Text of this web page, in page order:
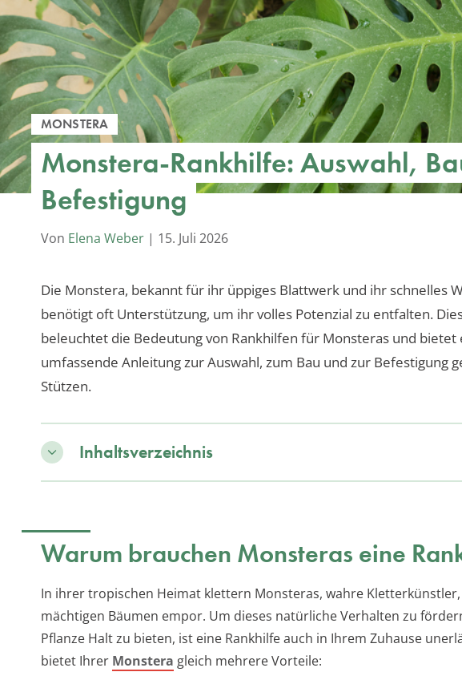
MONSTERA
Monstera-Rankhilfe: Auswahl,
Befestigung
Von Elena Weber | 15. Juli 2026
Die Monstera, bekannt für ihr üppiges Blattwerk und ihr schnelles
benötigt oft Unterstützung, um ihr volles Potenzial zu entfalten.
beleuchtet die Bedeutung von Rankhilfen für Monsteras und bietet
umfassende Anleitung zur Auswahl, zum Bau und zur Befestigung
Stützen.
Inhaltsverzeichnis
Warum brauchen Monsteras eine
In ihrer tropischen Heimat klettern Monsteras, wahre
mächtigen Bäumen empor. Um dieses natürliche Verhalten zu
Pflanze Halt zu bieten, ist eine Rankhilfe auch in Ihrem Zuhause
bietet Ihrer Monstera gleich mehrere Vorteile: